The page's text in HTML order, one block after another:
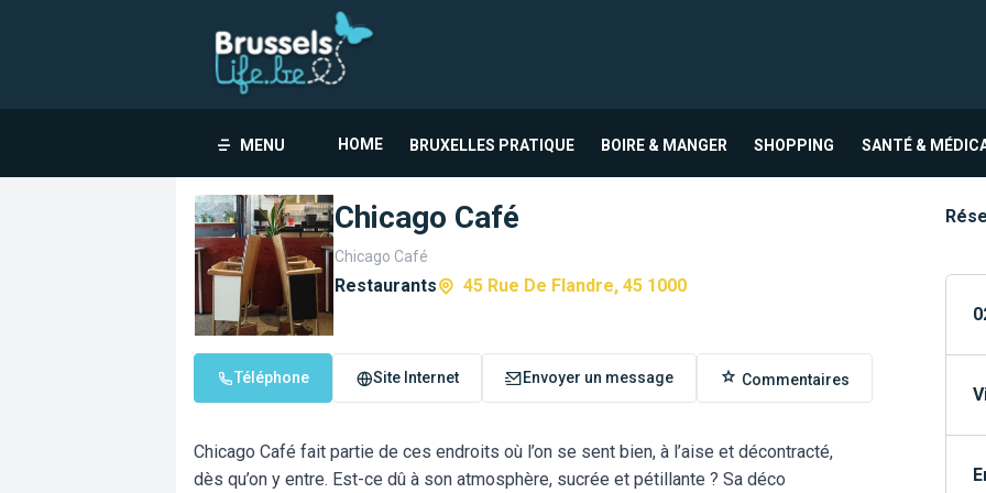
MENU HOME BRUXELLES PRATIQUE BOIRE & MANGER SHOPPING SANTÉ &
Chicago Café
Chicago Café
Restaurants 45 Rue De Flandre, 45 1000
Téléphone Site Internet Envoyer un message Commentaires
Chicago Café fait partie de ces endroits où l’on se sent bien, à l’aise et décontracté,
dès qu’on y entre. Est-ce dû à son atmosphère, sucrée et pétillante ? Sa déco